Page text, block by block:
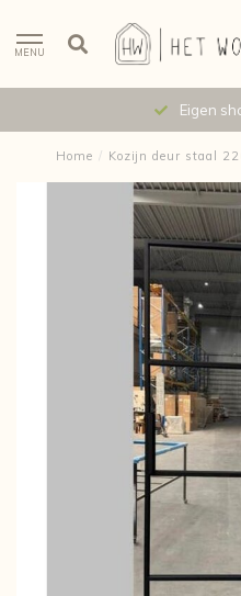
MENU
Eigen
Home / Kozijn deur staal